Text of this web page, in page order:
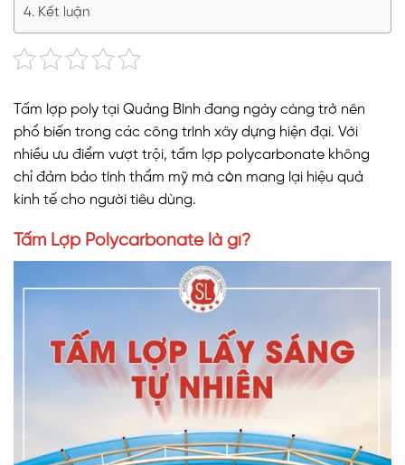
Kết luận
Tấm lợp poly tại Quảng Bình đang ngày càng trở nên
phổ biến trong các công trình xây dựng hiện đại. Với
nhiều ưu điểm vượt trội, tấm lợp polycarbonate không
chỉ đảm bảo tính thẩm mỹ mà còn mang lại hiệu quả
kinh tế cho người tiêu dùng.
Tấm Lợp Polycarbonate là gì?